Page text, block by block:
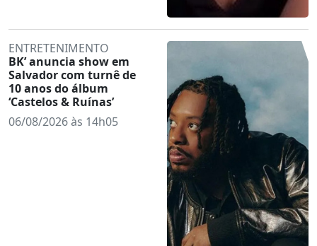
ENTRETENIMENTO
BK’ anuncia show em
Salvador com turnê de
10 anos do álbum
‘Castelos & Ruínas’
06/08/2026 às 14h05